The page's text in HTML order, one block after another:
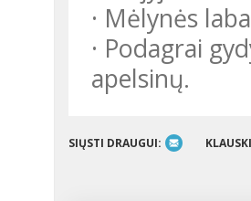
· Mėlynės
· Podagrai
apelsinų.
SIŲSTI DRAUGUI: